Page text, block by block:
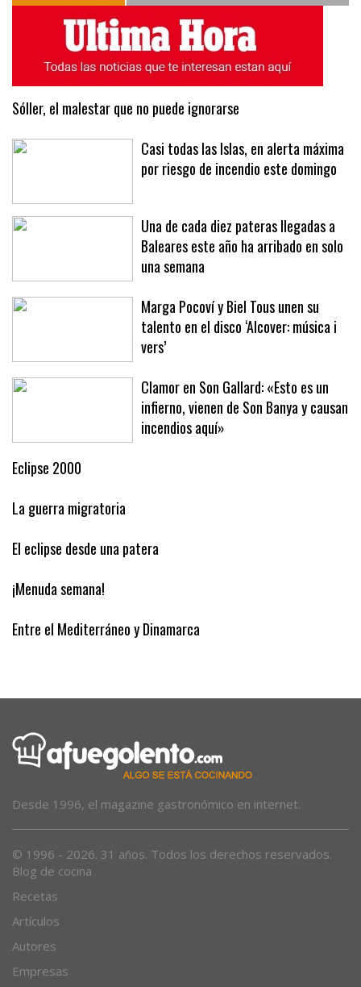
Sóller, el malestar que no puede ignorarse
Casi todas las Islas, en alerta máxima
por riesgo de incendio este domingo
Una de cada diez pateras llegadas a
Baleares este año ha arribado en solo
una semana
Marga Pocoví y Biel Tous unen su
talento en el disco ‘Alcover: música i
vers’
Clamor en Son Gallard: «Esto es un
infierno, vienen de Son Banya y causan
incendios aquí»
Eclipse 2000
La guerra migratoria
El eclipse desde una patera
¡Menuda semana!
Entre el Mediterráneo y Dinamarca
Desde 1996, el magazine gastronómico en internet.
© 1996 - 2026. 31 años. Todos los derechos reservados.
Blog de cocina
Recetas
Artículos
Autores
Empresas